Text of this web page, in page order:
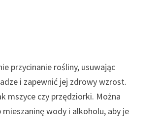
przycinanie rośliny, usuwając
i zapewnić jej zdrowy wzrost.
mszyce czy przędziorki. Można
wody i alkoholu, aby je